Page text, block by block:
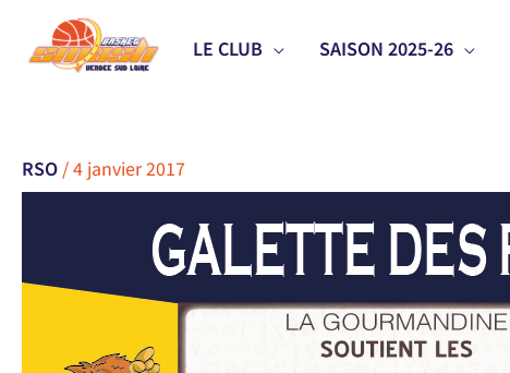
LE CLUB SAISON 2025-26
RSO /4 janvier 2017